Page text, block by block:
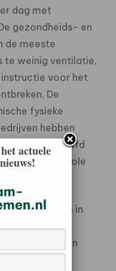
dag met
gezondheids- en
de meeste
te weinig ventilatie,
voor het
De
fysieke
hebben
niet nageleefd
controle
in
voor
op negen
het
actuele